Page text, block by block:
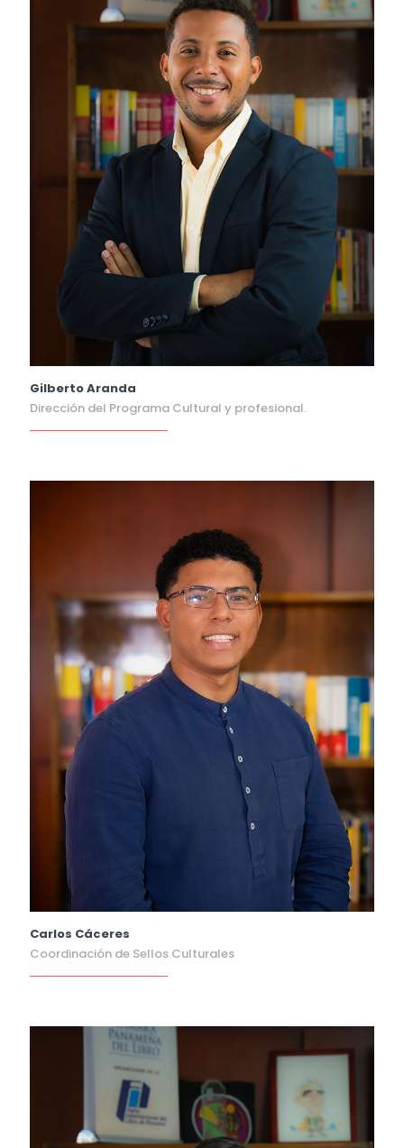
Gilberto Aranda
Dirección del Programa Cultural y profesional.
Carlos Cáceres
Coordinación de Sellos Culturales